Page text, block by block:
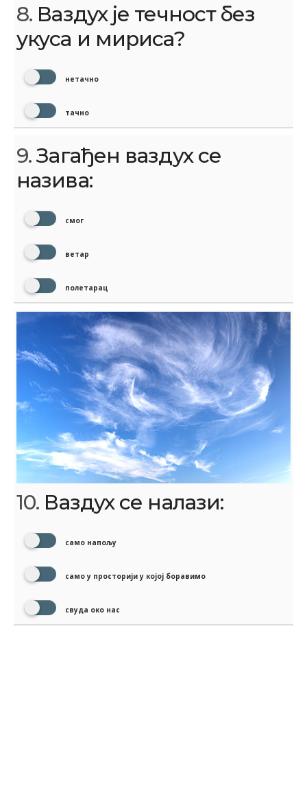
8. Ваздух је течност без
укуса и мириса?
нетачно
тачно
9.Загађен ваздух се
назива:
смог
ветар
полетарац
10. Ваздух се налази:
само напољу
само у просторији у којој боравимо
свуда око нас